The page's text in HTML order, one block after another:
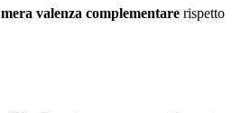
mera valenza complementare rispetto